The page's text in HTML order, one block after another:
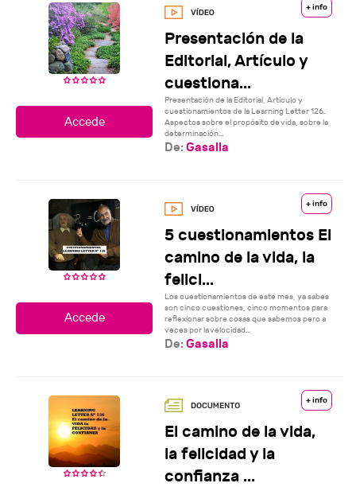
+ info
Presentación de la
Editorial, Artículo y
cuestiona...
Presentación de la Editorial, Artículo y
cuestionamientos de la Learning Letter 126.
Aspectos sobre el propósito de vida, sobre la
determinación...
De:Gasalla
+ info
5 cuestionamientos El
camino de la vida, la
felici...
Los cuestionamientos de este mes, ya sabes
son cinco cuestiones, cinco momentos para
reflexionar sobre cosas que sabemos pero a
veces por la velocidad...
De:Gasalla
+ info
El camino de la vida,
la felicidad y la
confianza ...